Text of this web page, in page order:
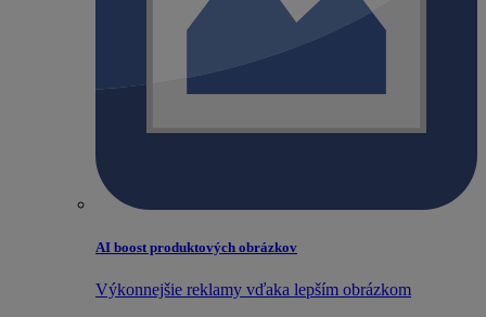
AI boost produktových obrázkov
Výkonnejšie reklamy vďaka lepším obrázkom